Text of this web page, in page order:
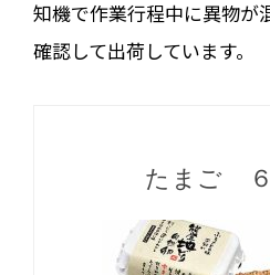
知機で作業行程中に異物が
確認して出荷しています。
たまご ６